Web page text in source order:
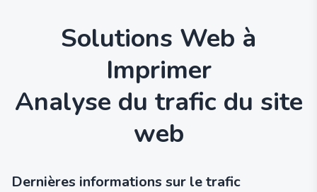
Solutions Web à
Imprimer
Analyse du trafic du site
web
Dernières informations sur le trafic